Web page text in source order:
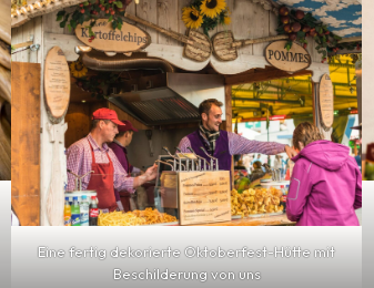
Eine fertig dekorierte Oktoberfest-Hütte mit
Beschilderung von uns